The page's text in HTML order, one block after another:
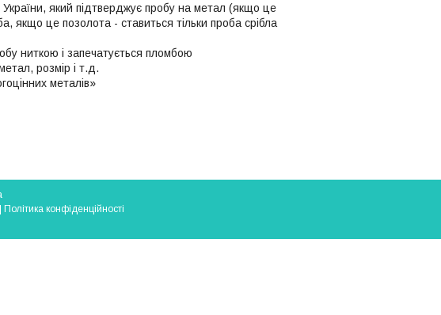
який підтверджує пробу на метал (якщо це
якщо це позолота - ставиться тільки проба срібла
ниткою і запечатується пломбою
розмір і т.д.
металів»
| Політика конфіденційності